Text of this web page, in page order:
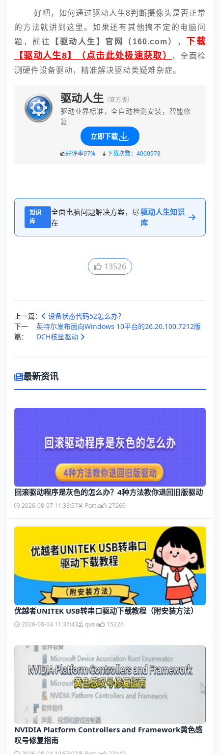
好吧，如何通过驱动人生8判断摄像头是否正常
的方法就讲到这里。如果还有其他搞不定的电脑问
题，前往
【驱动人生】官网（160.com） ，
下载
【驱动人生8】（点击此处极速获取）
，全面检
测硬件设备驱动，精准解决驱动类疑难杂症。
驱动人生 （官方版）
驱动业界标准，全自动检测安装，智能修
复
立即下载
好评率97% 下载次数：4000978
知识
库
全面电脑问题解决方案，尽
在
驱动人生知识
库
13526
上一篇：
设备状态代码52怎么办？
下一
篇：
英特尔发布面向Windows 10平台的26.20.100.7212版
DCH核显驱动
最新资讯
回滚驱动程序是灰色的怎么办？4种方法教你退回旧版驱动
2026-08-07 11:38:57 Portia 27269
优越者UNITEK USB转串口驱动下载教程（附安装方法）
2026-08-04 11:37:43 qwsa 15226
NVIDIA Platform Controllers and Framework黄色感
叹号修复指南